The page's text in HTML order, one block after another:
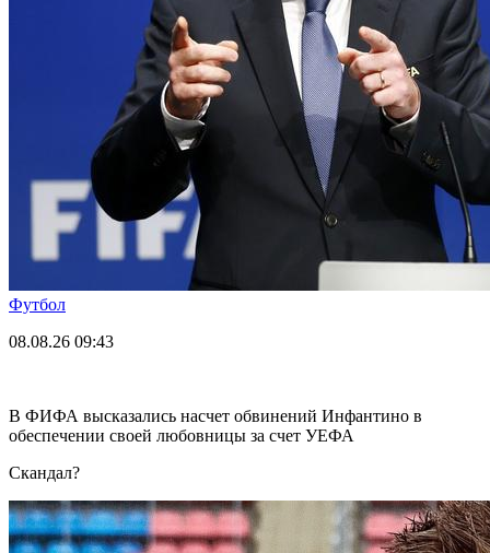
Футбол
08.08.26 09:43
В ФИФА высказались насчет обвинений Инфантино в
обеспечении своей любовницы за счет УЕФА
Скандал?